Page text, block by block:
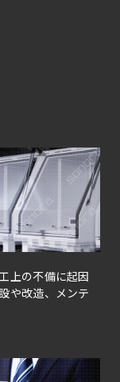
上の不備に起因
や改造、メンテ